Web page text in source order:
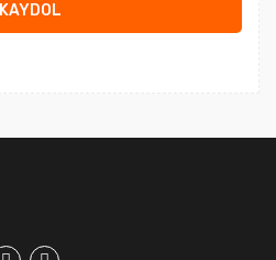
KAYDOL